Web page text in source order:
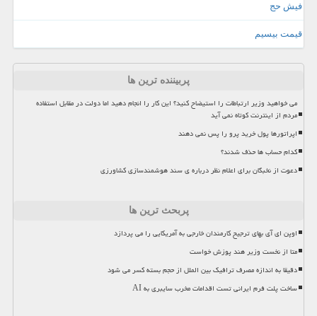
فیش حج
قیمت بیسیم
پربیننده ترین ها
می خواهید وزیر ارتباطات را استیضاح کنید؟ این کار را انجام دهید اما دولت در مقابل استفاده
مردم از اینترنت کوتاه نمی آید
اپراتورها پول خرید پرو را پس نمی دهند
کدام حساب ها حذف شدند؟
دعوت از نخبگان برای اعلام نظر درباره ی سند هوشمندسازی کشاورزی
پربحث ترین ها
اوپن ای آی بهای ترجیح کارمندان خارجی به آمریکایی را می پردازد
متا از نخست وزیر هند پوزش خواست
دقیقا به اندازه مصرف ترافیک بین الملل از حجم بسته کسر می شود
ساخت پلت فرم ایرانی تست اقدامات مخرب سایبری به AI